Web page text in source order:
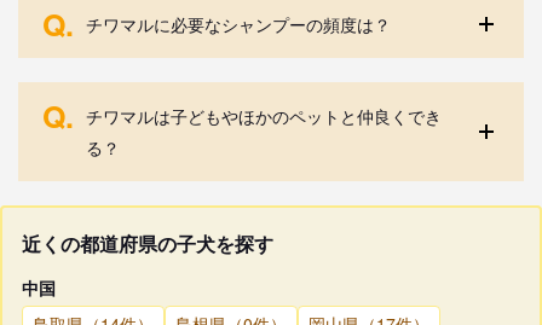
Q. チワマルに必要なシャンプーの頻度は？
Q. チワマルは子どもやほかのペットと仲良くでき
る？
近くの都道府県の子犬を探す
中国